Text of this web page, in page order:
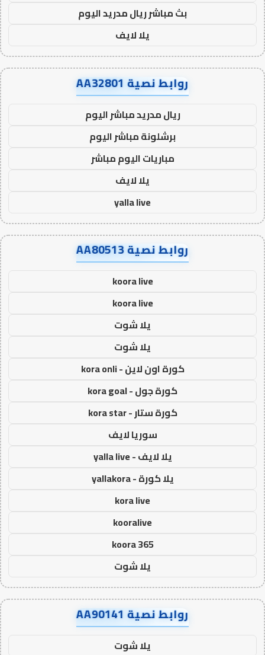
بث مباشر ريال مدريد اليوم
يلا لايف
روابط نصية AA32801
ريال مدريد مباشر اليوم
برشلونة مباشر اليوم
مباريات اليوم مباشر
يلا لايف
yalla live
روابط نصية AA80513
koora live
koora live
يلا شوت
يلا شوت
كورة اون لاين - kora onli
كورة جول - kora goal
كورة ستار - kora star
سوريا لايف
يلا لايف - yalla live
يلا كورة - yallakora
kora live
kooralive
koora 365
يلا شوت
روابط نصية AA90141
يلا شوت